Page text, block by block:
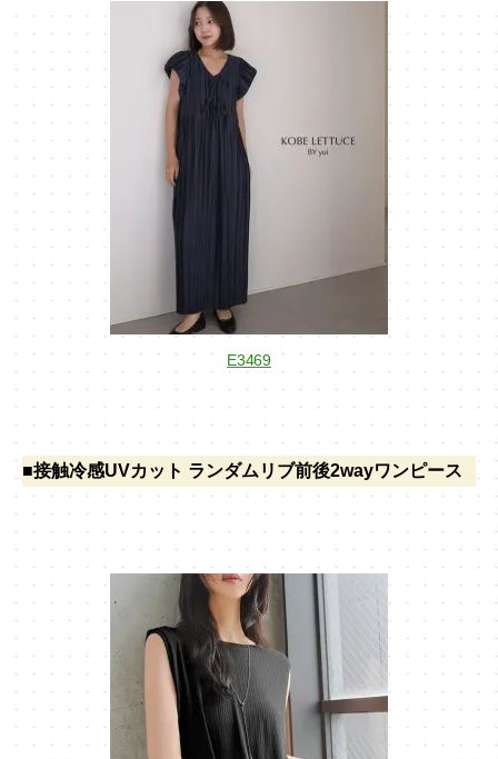
E3469
■接触冷感UVカット ランダムリブ前後2wayワンピース